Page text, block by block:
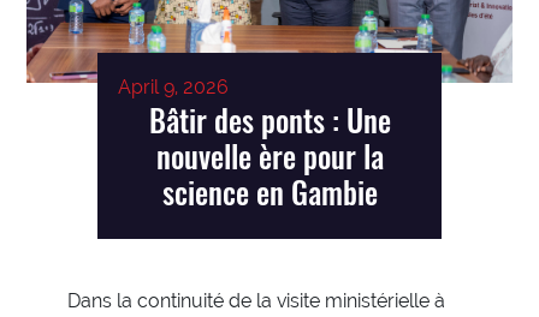
April 9, 2026
Bâtir des ponts : Une
nouvelle ère pour la
science en Gambie
Dans la continuité de la visite ministérielle à